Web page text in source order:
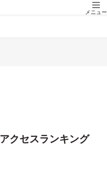
メニュー
アクセスランキング